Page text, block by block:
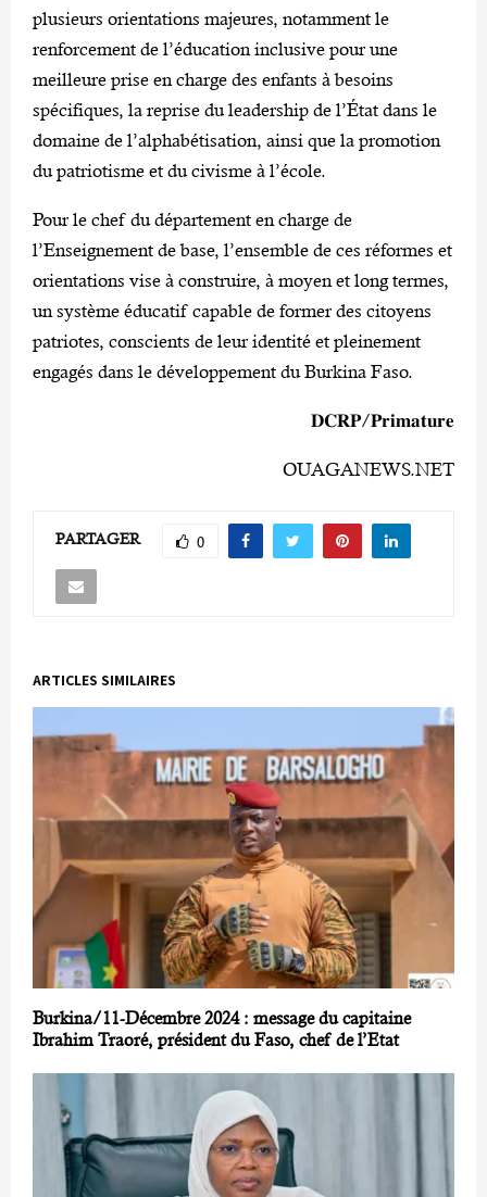
plusieurs orientations majeures, notamment le
renforcement de l’éducation inclusive pour une
meilleure prise en charge des enfants à besoins
spécifiques, la reprise du leadership de l’État dans le
domaine de l’alphabétisation, ainsi que la promotion
du patriotisme et du civisme à l’école.
‎Pour le chef du département en charge de
l’Enseignement de base, l’ensemble de ces réformes et
orientations vise à construire, à moyen et long termes,
un système éducatif capable de former des citoyens
patriotes, conscients de leur identité et pleinement
engagés dans le développement du Burkina Faso.
‎𝐃𝐂𝐑𝐏/𝐏𝐫𝐢𝐦𝐚𝐭𝐮𝐫𝐞
OUAGANEWS.NET
PARTAGER 0
ARTICLES SIMILAIRES
Burkina/11-Décembre 2024 : message du capitaine
Ibrahim Traoré, président du Faso, chef de l’Etat